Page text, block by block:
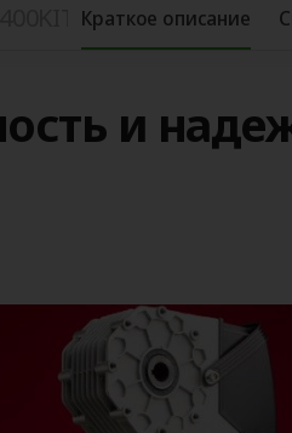
Краткое описание
и